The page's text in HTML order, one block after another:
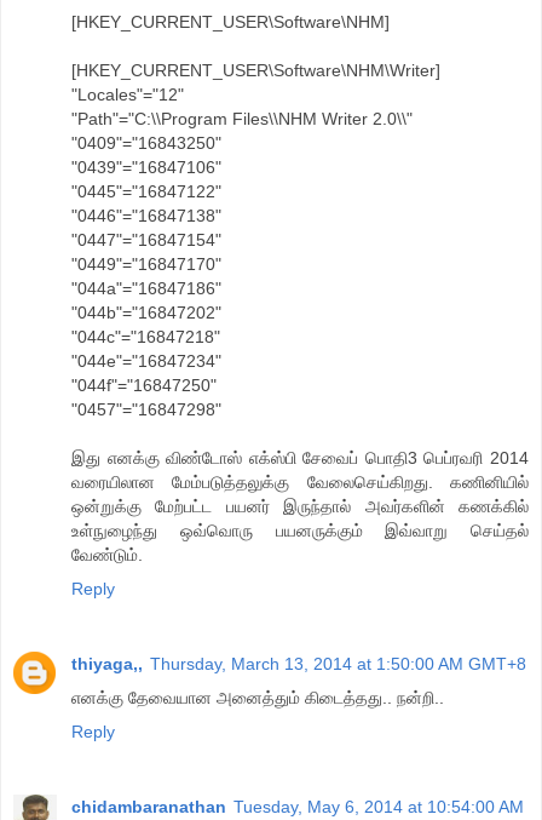
[HKEY_CURRENT_USER\Software\NHM]
[HKEY_CURRENT_USER\Software\NHM\Writer]
"Locales"="12"
"Path"="C:\\Program Files\\NHM Writer 2.0\\"
"0409"="16843250"
"0439"="16847106"
"0445"="16847122"
"0446"="16847138"
"0447"="16847154"
"0449"="16847170"
"044a"="16847186"
"044b"="16847202"
"044c"="16847218"
"044e"="16847234"
"044f"="16847250"
"0457"="16847298"
இது எனக்கு விண்டோஸ் எக்ஸ்பி சேவைப் பொதி3 பெப்ரவரி 2014
வரையிலான மேம்படுத்தலுக்கு வேலைசெய்கிறது. கணினியில்
ஒன்றுக்கு மேற்பட்ட பயனர் இருந்தால் அவர்களின் கணக்கில்
உள்நுழைந்து ஒவ்வொரு பயனருக்கும் இவ்வாறு செய்தல்
வேண்டும்.
Reply
thiyaga,, Thursday, March 13, 2014 at 1:50:00 AM GMT+8
எனக்கு தேவையான அனைத்தும் கிடைத்தது.. நன்றி..
Reply
chidambaranathan Tuesday, May 6, 2014 at 10:54:00 AM